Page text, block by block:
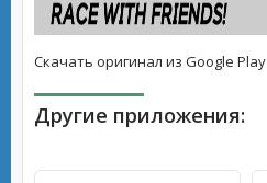
Скачать оригинал из Google Play
Другие приложения: